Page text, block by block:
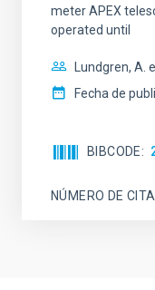
meter APEX
operated until
Lundgren, A.
Fecha de
BIBCODE
NÚMERO DE